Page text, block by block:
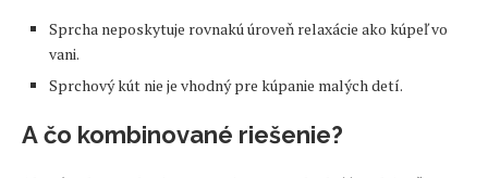
Sprcha neposkytuje rovnakú úroveň relaxácie ako kúpeľ vo
vani.
Sprchový kút nie je vhodný pre kúpanie malých detí.
A čo kombinované riešenie?